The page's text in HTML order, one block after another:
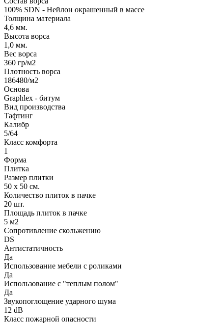
100% SDN - Нейлон окрашенный в массе
Толщина материала
4,6 мм.
Высота ворса
1,0 мм.
Вес ворса
360 гр/м2
Плотность ворса
186480/м2
Основа
Graphlex - битум
Вид производства
Тафтинг
Калибр
5/64
Класс комфорта
1
Форма
Плитка
Размер плитки
50 х 50 см.
Количество плиток в пачке
20 шт.
Площадь плиток в пачке
5 м2
Сопротивление скольжению
DS
Антистатичность
Да
Использование мебели с роликами
Да
Использование с "теплым полом"
Да
Звукопоглощение ударного шума
12 dB
Класс пожарной опасности